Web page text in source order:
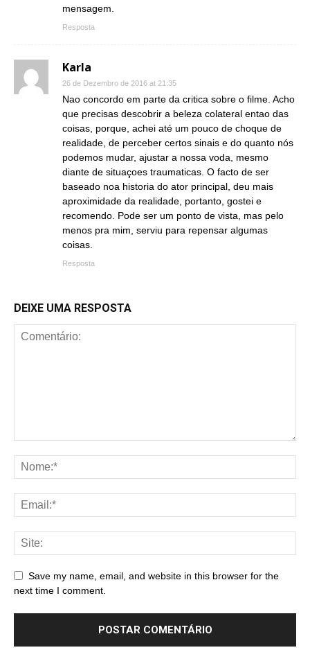
mensagem.
Resposta
Karla
26 de Dezembro de 2016 at 21:35
Nao concordo em parte da critica sobre o filme. Acho
que precisas descobrir a beleza colateral entao das
coisas, porque, achei até um pouco de choque de
realidade, de perceber certos sinais e do quanto nós
podemos mudar, ajustar a nossa voda, mesmo
diante de situaçoes traumaticas. O facto de ser
baseado noa historia do ator principal, deu mais
aproximidade da realidade, portanto, gostei e
recomendo. Pode ser um ponto de vista, mas pelo
menos pra mim, serviu para repensar algumas
coisas.
Resposta
DEIXE UMA RESPOSTA
Save my name, email, and website in this browser for the
next time I comment.